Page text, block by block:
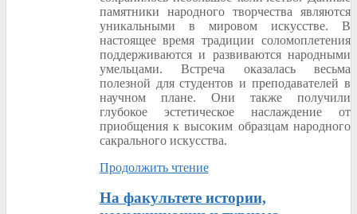
памятники народного творчества являются
уникальными в мировом искусстве. В
настоящее время традиции соломоплетения
поддерживаются и развиваются народными
умельцами. Встреча оказалась весьма
полезной для студентов и преподавателей в
научном плане. Они также получили
глубокое эстетическое наслаждение от
приобщения к высоким образцам народного
сакрального искусства.
Продолжить чтение
На факультете истории,